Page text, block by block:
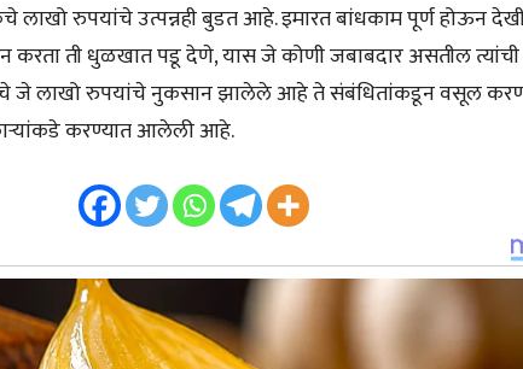
लाखो रुपयांचे उत्पन्नही बुडत आहे. इमारत बांधकाम पूर्ण होऊन
न करता ती धुळखात पडू देणे, यास जे कोणी जबाबदार असतील
जे लाखो रुपयांचे नुकसान झालेले आहे ते संबंधितांकडून वसूल
करण्यात आलेली आहे.